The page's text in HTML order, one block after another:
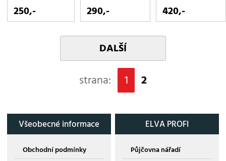
250,- 290,- 420,-
DALŠÍ
strana: 1 2
Všeobecné informace
Obchodní podmínky
ELVA PROFI
Půjčovna nářadí